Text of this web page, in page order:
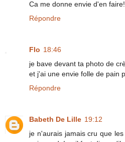
Ca me donne envie d'en
Répondre
Flo 18:46
je bave devant ta photo de
et j'ai une envie folle de pain
Répondre
Babeth De Lille 19:12
je n'aurais jamais cru que